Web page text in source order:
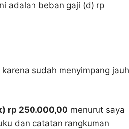
adalah beban gaji (d) rp
sudah menyimpang jauh
rp 250.000,00 menurut saya
dan catatan rangkuman